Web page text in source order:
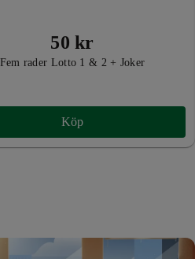
50 kr
Fem rader Lotto 1 & 2 + Joker
Köp